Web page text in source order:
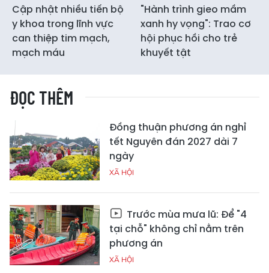
Cập nhật nhiều tiến bộ
y khoa trong lĩnh vực
can thiệp tim mạch,
mạch máu
"Hành trình gieo mầm
xanh hy vọng": Trao cơ
hội phục hồi cho trẻ
khuyết tật
ĐỌC THÊM
Đồng thuận phương án nghỉ
tết Nguyên đán 2027 dài 7
ngày
XÃ HỘI
Trước mùa mưa lũ: Để "4
tại chỗ" không chỉ nằm trên
phương án
XÃ HỘI